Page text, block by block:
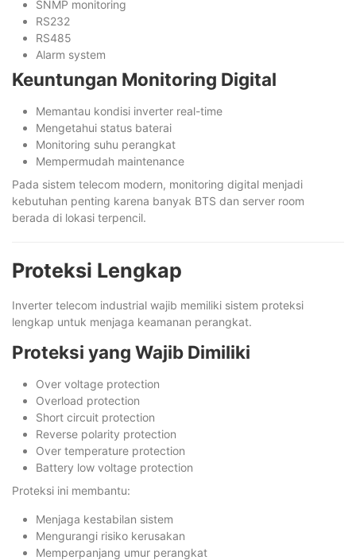
SNMP monitoring
RS232
RS485
Alarm system
Keuntungan Monitoring Digital
Memantau kondisi inverter real-time
Mengetahui status baterai
Monitoring suhu perangkat
Mempermudah maintenance
Pada sistem telecom modern, monitoring digital menjadi
kebutuhan penting karena banyak BTS dan server room
berada di lokasi terpencil.
Proteksi Lengkap
Inverter telecom industrial wajib memiliki sistem proteksi
lengkap untuk menjaga keamanan perangkat.
Proteksi yang Wajib Dimiliki
Over voltage protection
Overload protection
Short circuit protection
Reverse polarity protection
Over temperature protection
Battery low voltage protection
Proteksi ini membantu:
Menjaga kestabilan sistem
Mengurangi risiko kerusakan
Memperpanjang umur perangkat